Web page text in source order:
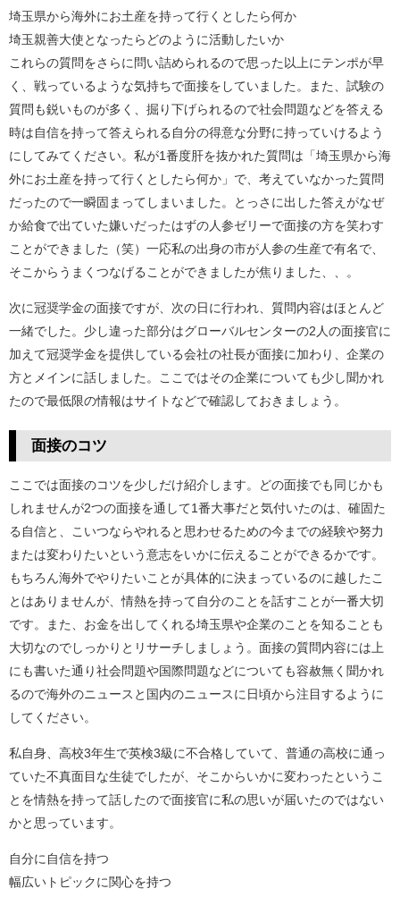
埼玉県から海外にお土産を持って行くとしたら何か
埼玉親善大使となったらどのように活動したいか
これらの質問をさらに問い詰められるので思った以上にテンポが早
く、戦っているような気持ちで面接をしていました。また、試験の
質問も鋭いものが多く、掘り下げられるので社会問題などを答える
時は自信を持って答えられる自分の得意な分野に持っていけるよう
にしてみてください。私が1番度肝を抜かれた質問は「埼玉県から海
外にお土産を持って行くとしたら何か」で、考えていなかった質問
だったので一瞬固まってしまいました。とっさに出した答えがなぜ
か給食で出ていた嫌いだったはずの人参ゼリーで面接の方を笑わす
ことができました（笑）一応私の出身の市が人参の生産で有名で、
そこからうまくつなげることができましたが焦りました、、。
次に冠奨学金の面接ですが、次の日に行われ、質問内容はほとんど
一緒でした。少し違った部分はグローバルセンターの2人の面接官に
加えて冠奨学金を提供している会社の社長が面接に加わり、企業の
方とメインに話しました。ここではその企業についても少し聞かれ
たので最低限の情報はサイトなどで確認しておきましょう。
面接のコツ
ここでは面接のコツを少しだけ紹介します。どの面接でも同じかも
しれませんが2つの面接を通して1番大事だと気付いたのは、確固た
る自信と、こいつならやれると思わせるための今までの経験や努力
または変わりたいという意志をいかに伝えることができるかです。
もちろん海外でやりたいことが具体的に決まっているのに越したこ
とはありませんが、情熱を持って自分のことを話すことが一番大切
です。また、お金を出してくれる埼玉県や企業のことを知ることも
大切なのでしっかりとリサーチしましょう。面接の質問内容には上
にも書いた通り社会問題や国際問題などについても容赦無く聞かれ
るので海外のニュースと国内のニュースに日頃から注目するように
してください。
私自身、高校3年生で英検3級に不合格していて、普通の高校に通っ
ていた不真面目な生徒でしたが、そこからいかに変わったというこ
とを情熱を持って話したので面接官に私の思いが届いたのではない
かと思っています。
自分に自信を持つ
幅広いトピックに関心を持つ